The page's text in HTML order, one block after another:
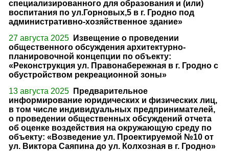
специализированного для образования и (или)
воспитания по ул.Горновых,5 в г. Гродно под
административно-хозяйственное здание»
27 августа 2025
Извещение о проведении
общественного обсуждения архитектурно-
планировочной концепции по объекту:
«Реконструкция ул. Правонабережная в г. Гродно с
обустройством рекреационной зоны»
13 августа 2025
Предварительное
информирование юридических и физических лиц,
в том числе индивидуальных предпринимателей,
о проведении общественных обсуждений отчета
об оценке воздействия на окружающую среду по
объекту: «Возведение ул. Проектируемой №10 от
ул. Виктора Саяпина до ул. Колхозная в г. Гродно»